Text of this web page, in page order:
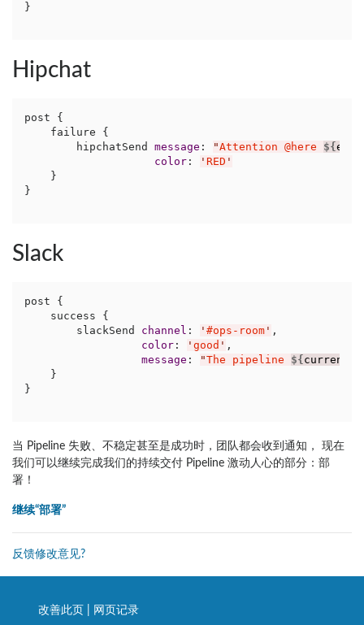
}
Hipchat
post {
    failure {
        hipchatSend
message : "Attention @here ${
color : ' RED '
    }
}
Slack
post {
    success {
        slackSend
channel : ' #ops-room ' ,
color : ' good ' ,
message : "The pipeline ${
    }
}
当 Pipeline 失败、不稳定甚至是成功时，团队都会收到通知， 现在
我们可以继续完成我们的持续交付 Pipeline 激动人心的部分：部
署！
继续“部署”
反馈修改意见?
改善此页 网页记录